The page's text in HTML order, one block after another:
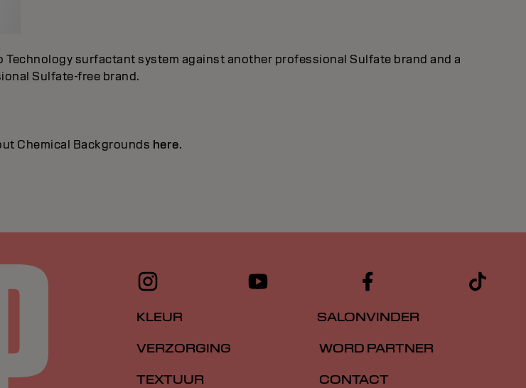
surfactant system against another professional Sulfate brand and a
Sulfate-free brand.
Chemical Backgrounds here.
KLEUR
VERZORGING
TEXTUUR
SALONVINDER
WORD PARTNER
CONTACT